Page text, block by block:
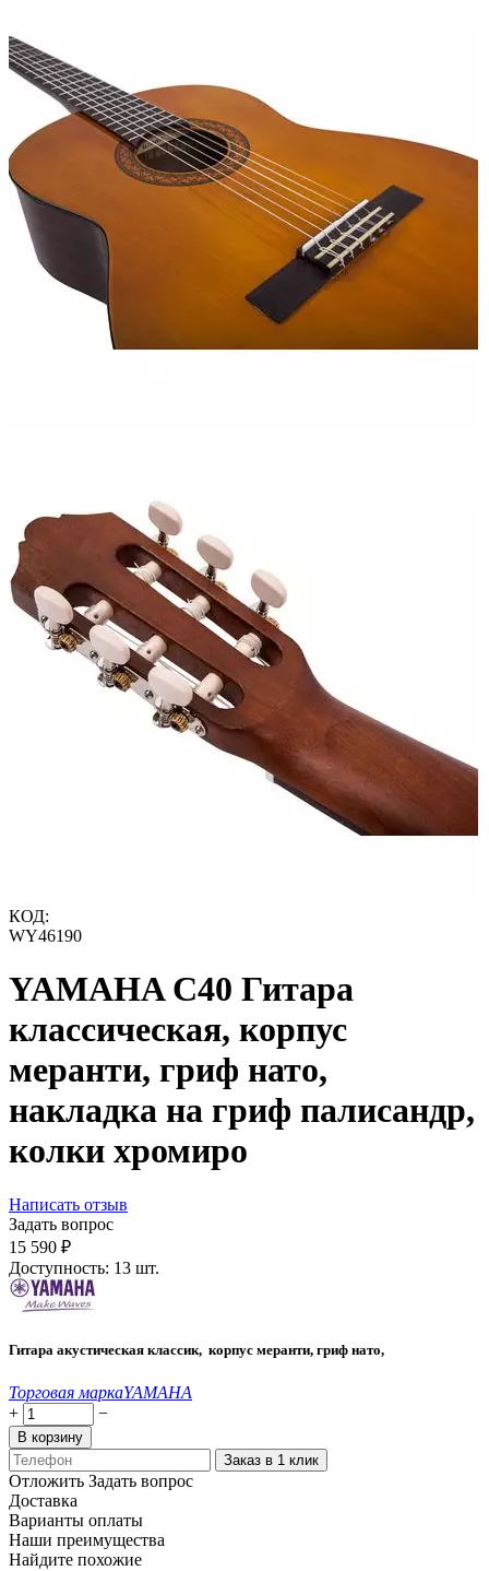
КОД:
WY46190
YAMAHA C40 Гитара
классическая, корпус
меранти, гриф нато,
накладка на гриф палисандр,
колки хромиро
Написать отзыв
Задать вопрос
15 590 ₽
Доступность: 13 шт.
Гитара акустическая классик, корпус меранти, гриф нато,
Торговая маркаYAMAHA
+
−
В корзину
Заказ в 1 клик
Отложить Задать вопрос
Доставка
Варианты оплаты
Наши преимущества
Найдите похожие